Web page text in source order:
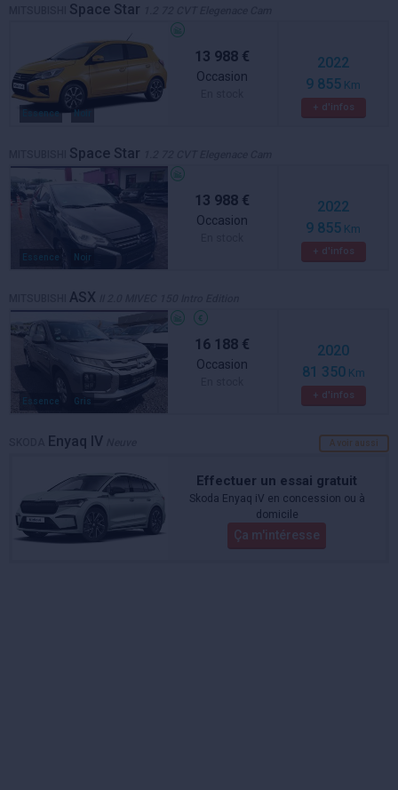
Space Star
Essence Noir
13 988 €
Occasion
2022
9 855 Km
+ d'infos
Space Star
Essence Noir
13 988 €
Occasion
2022
9 855 Km
+ d'infos
ASX
Essence Gris
16 188 €
Occasion
2020
81 350Km
+ d'infos
Enyaq IV A voir aussi
Effectuer un essai gratuit
Skoda Enyaq iV en concession ou à
domicile
Ça m'intéresse